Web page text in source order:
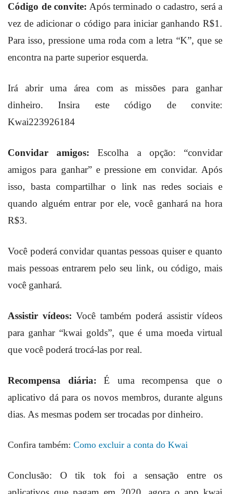
Código de convite: Após terminado o cadastro, será a
vez de adicionar o código para iniciar ganhando R$1.
Para isso, pressione uma roda com a letra “K”, que se
encontra na parte superior esquerda.
Irá abrir uma área com as missões para ganhar
dinheiro. Insira este código de convite:
Kwai223926184
Convidar amigos: Escolha a opção: “convidar
amigos para ganhar” e pressione em convidar. Após
isso, basta compartilhar o link nas redes sociais e
quando alguém entrar por ele, você ganhará na hora
R$3.
Você poderá convidar quantas pessoas quiser e quanto
mais pessoas entrarem pelo seu link, ou código, mais
você ganhará.
Assistir vídeos: Você também poderá assistir vídeos
para ganhar “kwai golds”, que é uma moeda virtual
que você poderá trocá-las por real.
Recompensa diária: É uma recompensa que o
aplicativo dá para os novos membros, durante alguns
dias. As mesmas podem ser trocadas por dinheiro.
Confira também: Como excluir a conta do Kwai
Conclusão: O tik tok foi a sensação entre os